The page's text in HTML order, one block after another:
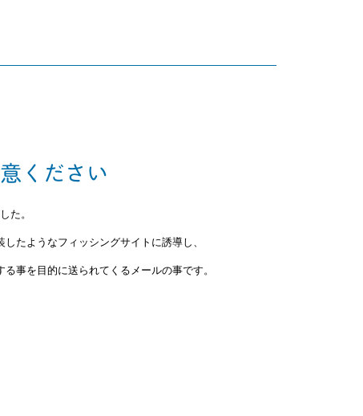
ください
た。
たようなフィッシングサイトに誘導し、
事を目的に送られてくるメールの事です。